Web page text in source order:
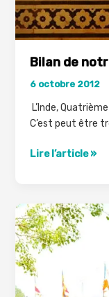
Bilan de
6 octobre 2012
L’Inde,
C’est peut être
Bilan
voyage
en
Inde
Lire l’article »